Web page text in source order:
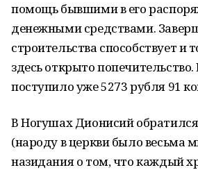
помощь бывшими в его
денежными средствами.
строительства способствует и
здесь открыто попечительство.
поступило уже 5273 рубля 91
В Ногушах Дионисий
(народу в церкви было весьма
назидания о том, что каждый